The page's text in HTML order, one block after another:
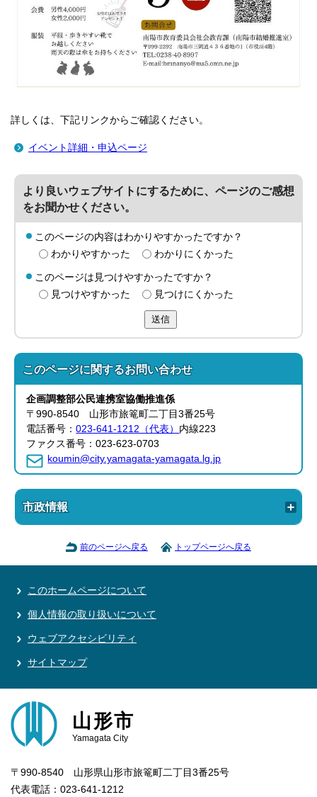
詳しくは、下記リンクからご確認ください。
イベント詳細・申込ページ
より良いウェブサイトにするために、ページのご感想
をお聞かせください。
このページの内容はわかりやすかったですか？
わかりやすかった
わかりにくかった
このページは見つけやすかったですか？
見つけやすかった
見つけにくかった
送信
このページに関するお問い合わせ
企画調整部公民連携室協働推進係
〒990-8540 山形市旅篭町二丁目3番25号
電話番号：023-641-1212（代表） 内線223
ファクス番号：023-623-0703
koumin@city.yamagata-yamagata.lg.jp
市政情報
前のページへ戻る トップページへ戻る
このホームページについて
個人情報の取り扱いについて
ウェブアクセシビリティ
サイトマップ
山形市
Yamagata City
〒990-8540 山形県山形市旅篭町二丁目3番25号
代表電話：023-641-1212